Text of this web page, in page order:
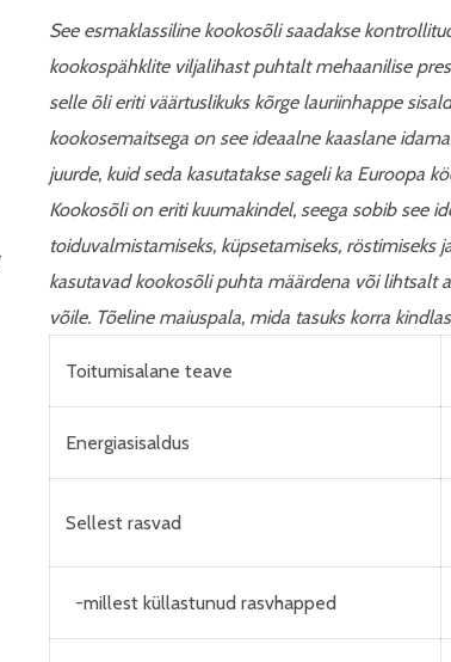
See esmaklassiline kookosõli saadakse
kookospähklite viljalihast puhtalt mehaanilise
selle õli eriti väärtuslikuks kõrge lauriinhappe
kookosemaitsega on see ideaalne kaaslane
juurde, kuid seda kasutatakse sageli ka Euroopa
Kookosõli on eriti kuumakindel, seega sobib see
toiduvalmistamiseks, küpsetamiseks, röstimiseks
kasutavad kookosõli puhta määrdena või lihtsalt
võile. Tõeline maiuspala, mida tasuks korra
Toitumisalane teave
Energiasisaldus
Sellest rasvad
-millest küllastunud rasvhapped